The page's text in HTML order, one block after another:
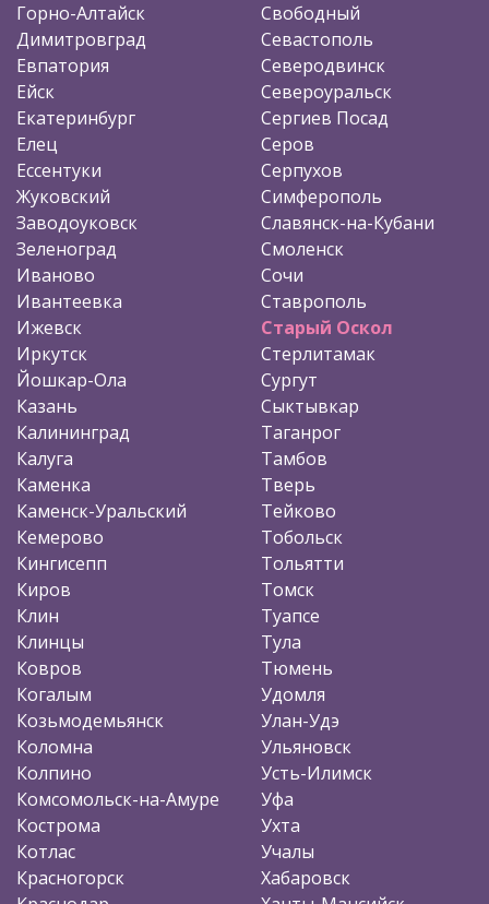
Горно-Алтайск
Димитровград
Евпатория
Ейск
Екатеринбург
Елец
Ессентуки
Жуковский
Заводоуковск
Зеленоград
Иваново
Ивантеевка
Ижевск
Иркутск
Йошкар-Ола
Казань
Калининград
Калуга
Каменка
Каменск-Уральский
Кемерово
Кингисепп
Киров
Клин
Клинцы
Ковров
Когалым
Козьмодемьянск
Коломна
Колпино
Комсомольск-на-Амуре
Кострома
Котлас
Красногорск
Свободный
Севастополь
Северодвинск
Североуральск
Сергиев Посад
Серов
Серпухов
Симферополь
Славянск-на-Кубани
Смоленск
Сочи
Ставрополь
Старый Оскол
Стерлитамак
Сургут
Сыктывкар
Таганрог
Тамбов
Тверь
Тейково
Тобольск
Тольятти
Томск
Туапсе
Тула
Тюмень
Удомля
Улан-Удэ
Ульяновск
Усть-Илимск
Уфа
Ухта
Учалы
Хабаровск